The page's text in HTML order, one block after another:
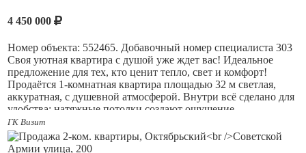
дополнительных финансовых вложений, готова к сделке,
свидетельство. Один взрослый собственник. Во дворе
общеобразовательная школа, детсад, городская больница,
парк 50-лет Октября, баня, озера, развитая инфраструктура,
продуктовые магазины. Ипотеку рассматриваем. Торг
потенциальному покупателю. Звоните, покажем в удобное
дня Вас время. Спрашивать специалиста по недвижимости
Рогожину Надежду.
4 450 000
Номер объекта: 552465. Добавочный номер специалиста 303
Своя уютная квартира с душой уже ждет вас! Идеальное
предложение для тех, кто ценит тепло, свет и комфорт!
Продаётся 1-комнатная квартира площадью 32 м светлая,
аккуратная, с душевной атмосферой. Внутри всё сделано для
удобства: натяжные потолки создают ощущение
пространства, на полу ламинат, окна пластиковые,
установлены новые радиаторы и заменены трубы. Всё чисто,
ухоженно, можно заехать и жить! Есть балкон. Отличные
ГК Визит